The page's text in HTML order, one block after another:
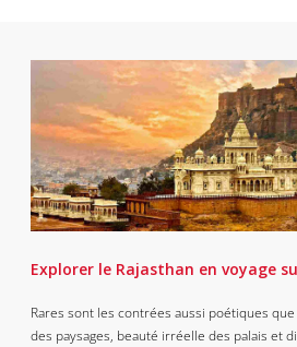
Explorer le Rajasthan en voyage
Rares sont les contrées aussi poétiques que
des paysages, beauté irréelle des palais et